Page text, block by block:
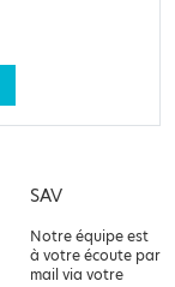
SAV
Notre équipe est
à votre écoute par
mail via votre